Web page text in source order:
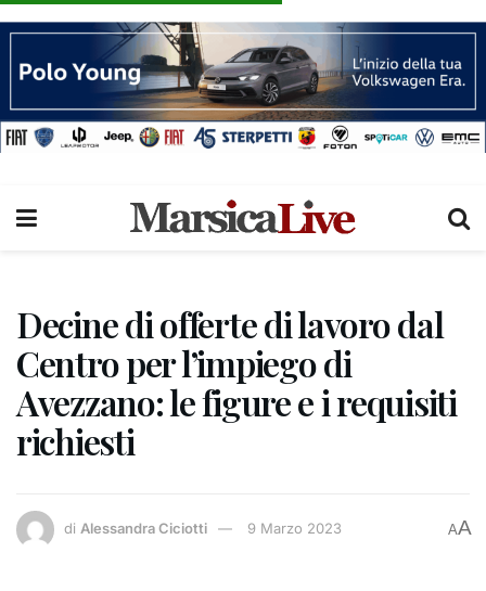
Decine di offerte di lavoro dal
Centro per l’impiego di
Avezzano: le figure e i requisiti
richiesti
di Alessandra Ciciotti 9 Marzo 2023 AA